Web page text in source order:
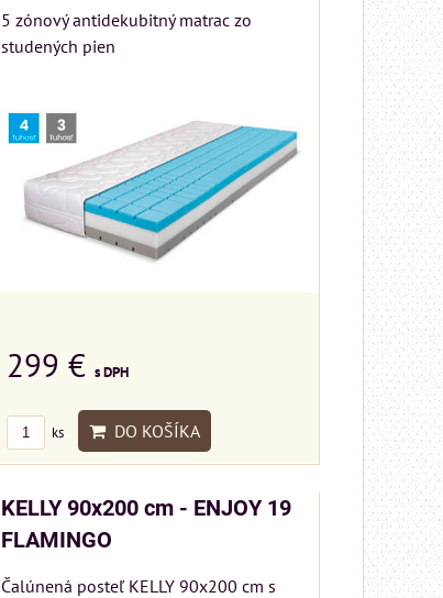
5 zónový antidekubitný matrac zo
studených pien
299 €s DPH
ks DO KOŠÍKA
KELLY 90x200 cm - ENJOY 19
FLAMINGO
Čalúnená posteľ KELLY 90x200 cm s